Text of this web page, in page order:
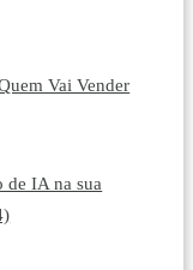
Vai Vender
de IA na sua